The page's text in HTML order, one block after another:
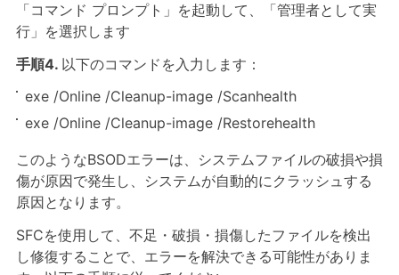
「コマンド プロンプト」を起動して、「管理者として実
行」を選択します
手順4. 以下のコマンドを入力します：
exe /Online /Cleanup-image /Scanhealth
exe /Online /Cleanup-image /Restorehealth
このようなBSODエラーは、システムファイルの破損や損
傷が原因で発生し、システムが自動的にクラッシュする
原因となります。
SFCを使用して、不足・破損・損傷したファイルを検出
し修復することで、エラーを解決できる可能性がありま